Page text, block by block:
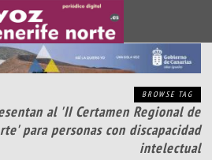
BROWSE TAG
al 'II Certamen Regional de
para personas con discapacidad
intelectual